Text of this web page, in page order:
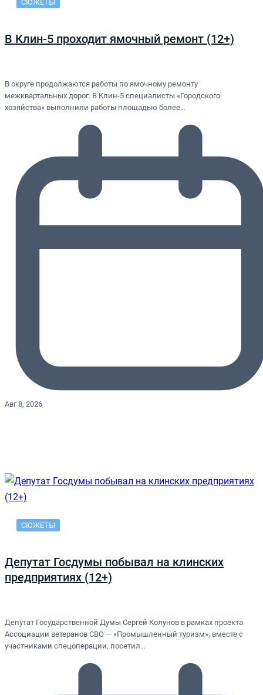
СЮЖЕТЫ
В Клин-5 проходит ямочный ремонт (12+)
В округе продолжаются работы по ямочному ремонту
межквартальных дорог. В Клин-5 специалисты «Городского
хозяйства» выполнили работы площадью более…
Авг 8, 2026
СЮЖЕТЫ
Депутат Госдумы побывал на клинских
предприятиях (12+)
Депутат Государственной Думы Сергей Колунов в рамках проекта
Ассоциации ветеранов СВО — «Промышленный туризм», вместе с
участниками спецоперации, посетил…